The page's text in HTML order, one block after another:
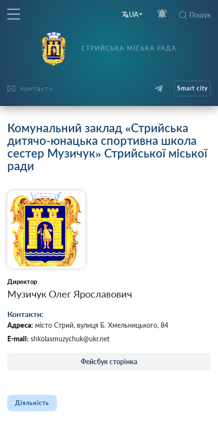
UA Пошук
Контакти
СТРИЙСЬКА МІСЬКА РАДА
Smart city
Комунальний заклад «Стрийська
дитячо-юнацька спортивна школа
сестер Музичук» Стрийської міської
ради
Директор
Музичук Олег Ярославович
Контакти:
Адреса: місто Стрий, вулиця Б. Хмельницького, 84
E-mail: shkolasmuzychuk@ukr.net
Фейсбук сторінка
Діяльність